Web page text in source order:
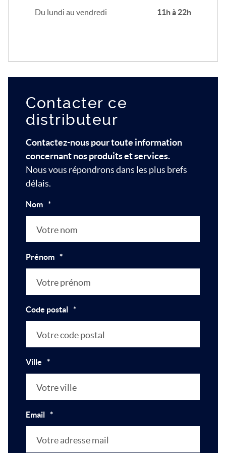
Du lundi au vendredi 11h à 22h
Contacter ce
distributeur
Contactez-nous pour toute information
concernant nos produits et services.
Nous vous répondrons dans les plus brefs
délais.
Nom *
Prénom *
Code postal *
Ville *
Email *